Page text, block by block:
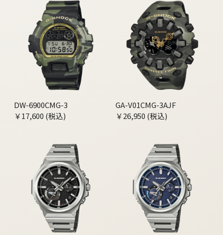
DW-6900CMG-3
￥17,600 (税込)
GA-V01CMG-3AJF
￥26,950 (税込)